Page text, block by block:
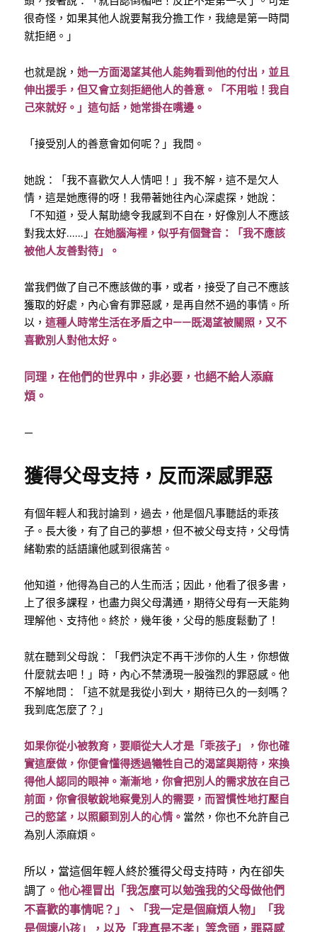
很奇怪，如果其他人說要幫我分擔工作，我總是第一時間
就拒絕。」
也就是說， 她一方面渴望其他人能夠看到他的付出，並且
伸出援手，但又會立刻拒絕他人的善意。「不用啦！我自
己來就好。」這句話，她常掛在嘴邊。
「接受別人的善意會如何呢？」我問。
她說：「我不喜歡欠人人情吧！」我不解，這不是欠人
情，這是她應得的呀！我帶著她往內心深處探，她說：
「不知道，受人幫助總令我感到不自在，好像別人不應該
對我太好…… 」 在她腦海裡，似乎有個聲音：「我不應該
被他人友善對待」。
當我們做了自己不應該做的事，或者，接受了自己不應該
獲取的好處，內心會有罪惡感，是再自然不過的事情。所
以， 這種人時常生活在矛盾之中——既渴望被關照，又不
喜歡別人對他太好。
同理，在他們的世界中，非必要，也絕不給人添麻
煩。
—
獲得父母支持，反而深感罪惡
有個年輕人和我討論到，過去，他是個凡事聽話的乖孩
子。長大後，有了自己的夢想，但不被父母支持，父母情
緒勒索的話語讓他感到很痛苦。
他知道，他得為自己的人生而活；因此，他看了很多書，
上了很多課程，也盡力與父母溝通，期待父母有一天能夠
理解他、支持他。終於，幾年後，父母的態度鬆動了！
就在聽到父母說：「我們決定不再干涉你的人生，你想做
什麼就去吧！」時，內心不禁湧現一股強烈的罪惡感。他
不解地問：「這不就是我從小到大，期待已久的一刻嗎？
我到底怎麼了？」
如果你從小被教育，要順從大人才是「乖孩子」，你也確
實這麼做，你便會懂得透過犧牲自己的渴望與期待，來換
得他人認同的眼神。漸漸地，你會把別人的需求放在自己
前面，你會很敏銳地察覺別人的需要，而習慣性地打壓自
己的慾望，以照顧到別人的心情。 當然，你也不允許自己
為別人添麻煩。
所以，當這個年輕人終於獲得父母支持時，內在卻失
調了。 他心裡冒出「我怎麼可以勉強我的父母做他們
不喜歡的事情呢？」、「我一定是個麻煩人物」「我
是個壞小孩」，以及「我真是不孝」等念頭，罪惡感